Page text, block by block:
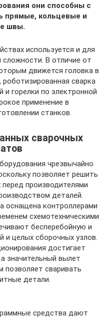
они способны с
прямые, кольцевые и
швы.
используется и для
В отличие от
движется головка в
роботизированная сварка
горелки по электронной
применение в
станков.
сварочных
чрезвычайно
позволяет решить
производителями
деталей.
оснащена контроллерами
схемотехническими
бесперебойную и
и целых сборочных узлов.
достигает
значительный вылет
позволяет сваривать
детали.
средства дают